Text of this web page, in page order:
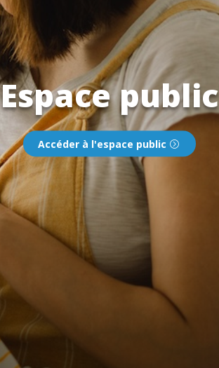
Espace public
Accéder à l'espace public